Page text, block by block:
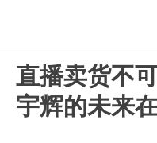
直播卖货不
宇辉的未来